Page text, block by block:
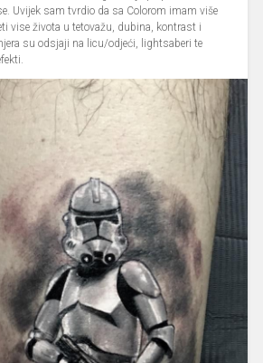
Uvijek sam tvrdio da sa Colorom imam više
vise života u tetovažu, dubina, kontrast i
su odsjaji na licu/odjeći, lightsaberi te